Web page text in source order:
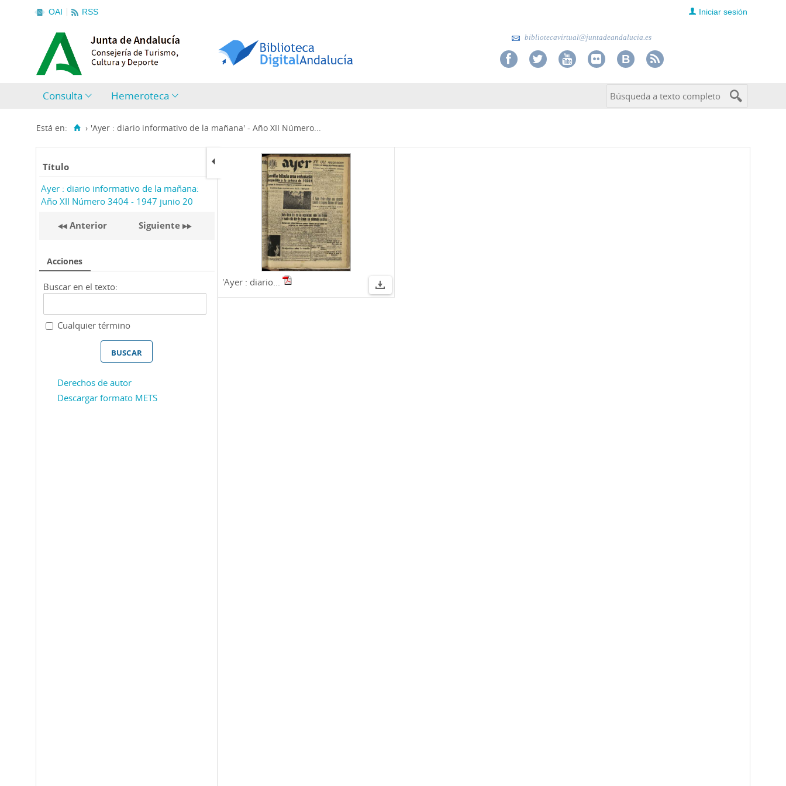
OAI RSS Iniciar sesión
bibliotecavirtual@juntadeandalucia.es
Consulta Hemeroteca
Está en: › 'Ayer : diario informativo de la mañana' - Año XII Número...
Título
Ayer : diario informativo de la mañana:
Año XII Número 3404 - 1947 junio 20
Anterior Siguiente
Acciones
Buscar en el texto:
Cualquier término
Derechos de autor
Descargar formato METS
'Ayer : diario...